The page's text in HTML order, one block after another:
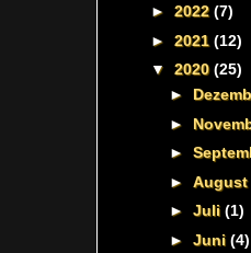
► 2022 (7)
► 2021 (12)
▼ 2020(25)
►
►
►
► August
► Juli (1)
► Juni (4)